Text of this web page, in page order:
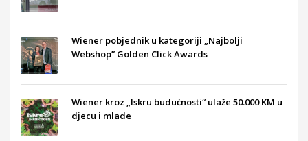
Wiener pobjednik u kategoriji „Najbolji
Webshop” Golden Click Awards
Wiener kroz „Iskru budućnosti“ ulaže 50.000 KM u
djecu i mlade